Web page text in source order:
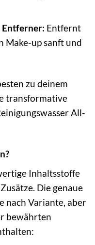
Entferner: Entfernt
Make-up sanft und
zu deinem
transformative
All-
Inhaltsstoffe
Die genaue
nach Variante, aber
bewährten